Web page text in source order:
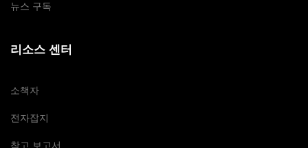
뉴스 구독
리소스 센터
소책자
전자잡지
참고 보고서